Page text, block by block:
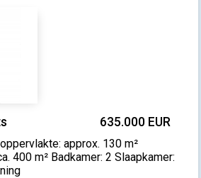
635.000 EUR
approx. 130 m²
400 m² Badkamer: 2 Slaapkamer: